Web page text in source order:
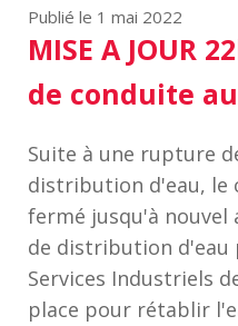
Publié le 1 mai 2022
MISE A JOUR
de conduite
Suite à une rupture
distribution d'eau, le
fermé jusqu'à nouvel
de distribution d'eau
Services Industriels
place pour rétablir